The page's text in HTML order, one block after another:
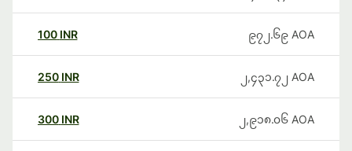
100 INR ၉၇၂.၆၉ AOA
250 INR ၂,၄၃၁.၇၂ AOA
300 INR ၂,၉၁၈.၀၆ AOA